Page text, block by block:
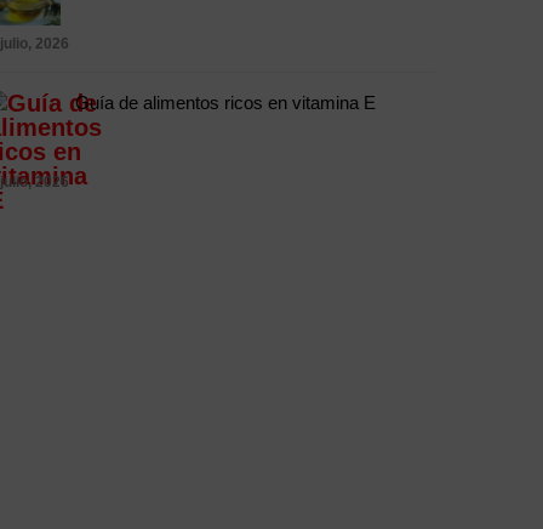
2026
Guía de alimentos ricos en vitamina E
2026